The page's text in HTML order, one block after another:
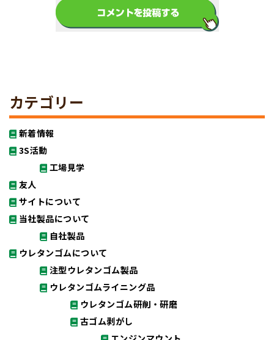
カテゴリー
新着情報
3S活動
工場見学
友人
サイトについて
当社製品について
自社製品
ウレタンゴムについて
注型ウレタンゴム製品
ウレタンゴムライニング品
ウレタンゴム研削・研磨
古ゴム剥がし